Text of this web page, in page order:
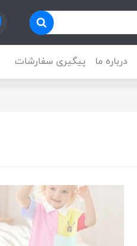
درباره ما پیگیری سفارشات